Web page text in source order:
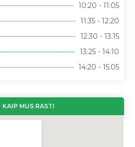
10:20 - 11:05
11:35 - 12:20
12:30 - 13:15
13:25 - 14:10
14:20 - 15:05
KAIP MUS RASTI